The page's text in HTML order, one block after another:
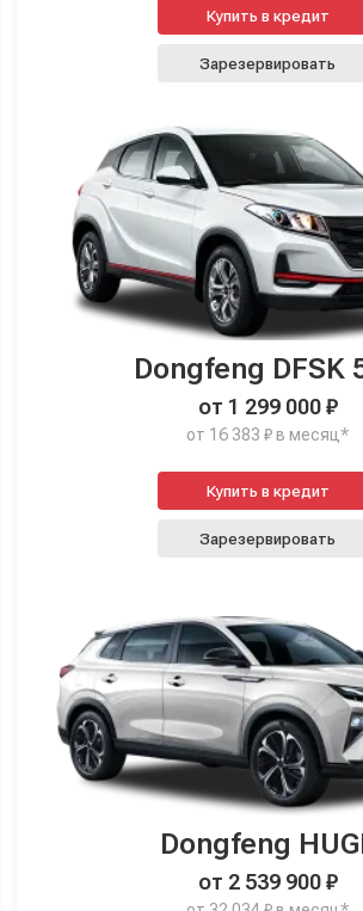
Купить в кредит
Зарезервировать
Dongfeng DFSK
от 1 299 000 ₽
от 16 383 ₽ в месяц*
Купить в кредит
Зарезервировать
Dongfeng
от 2 539 900 ₽